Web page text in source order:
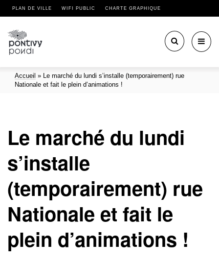
PLAN DE VILLE WIFI PUBLIC CHARTE GRAPHIQUE
Accueil » Le marché du lundi s’installe (temporairement) rue
Nationale et fait le plein d’animations !
Le marché du lundi
s’installe
(temporairement) rue
Nationale et fait le
plein d’animations !